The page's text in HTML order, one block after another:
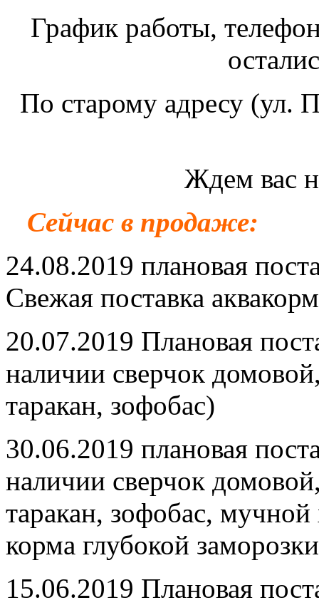
График работы,
По старому адресу (ул.
Ждем вас
Сейчас в продаже:
24.08.2019 плановая
Свежая поставка
20.07.2019 Плановая
наличии сверчок
таракан, зофобас)
30.06.2019 плановая
наличии сверчок
таракан, зофобас,
корма глубокой
15.06.2019 Плановая